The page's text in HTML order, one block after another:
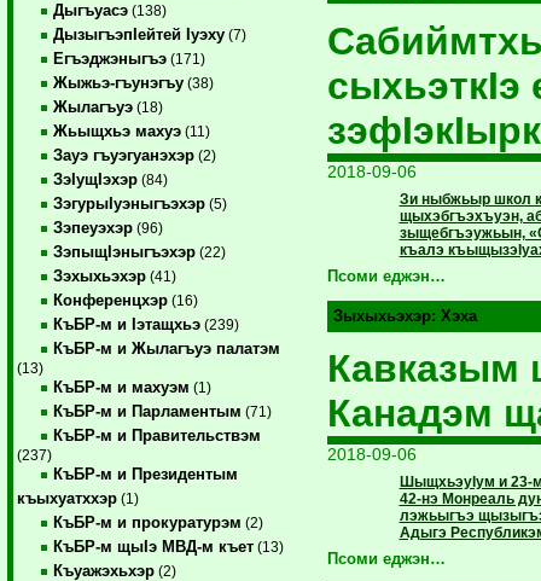
Дыгъуасэ (138)
ДызыгъэпIейтей Iуэху (7)
Егъэджэныгъэ (171)
Жыжьэ-гъунэгъу (38)
Жылагъуэ (18)
Жьыщхьэ махуэ (11)
Зауэ гъуэгуанэхэр (2)
ЗэIущIэхэр (84)
ЗэгурыIуэныгъэхэр (5)
Зэпеуэхэр (96)
ЗэпыщIэныгъэхэр (22)
Зэхыхьэхэр (41)
Конференцхэр (16)
КъБР-м и Iэтащхьэ (239)
КъБР-м и Жылагъуэ палатэм
(13)
КъБР-м и махуэм (1)
КъБР-м и Парламентым (71)
КъБР-м и Правительствэм
(237)
КъБР-м и Президентым
къыхуатххэр (1)
КъБР-м и прокуратурэм (2)
КъБР-м щыIэ МВД-м къет (13)
Къуажэхьхэр (2)
сыхьэткIэ
2018-09-06
Зи ныбжьыр школ
щыхэбгъэхъуэн,
зыщебгъэужьын,
къалэ
Псоми еджэн…
Зыхыхьэхэр: Хэха
Канадэм
2018-09-06
ШыщхьэуIум и 23-
42-нэ Монреаль
лэжьыгъэ
Адыгэ
Псоми еджэн…